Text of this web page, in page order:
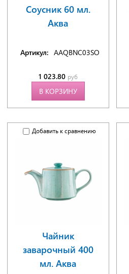
Соусник 60 мл.
Аква
Артикул: AAQBNC03SO
1 023.80 руб
В КОРЗИНУ
Добавить к сравнению
Чайник
заварочный 400
мл. Аква